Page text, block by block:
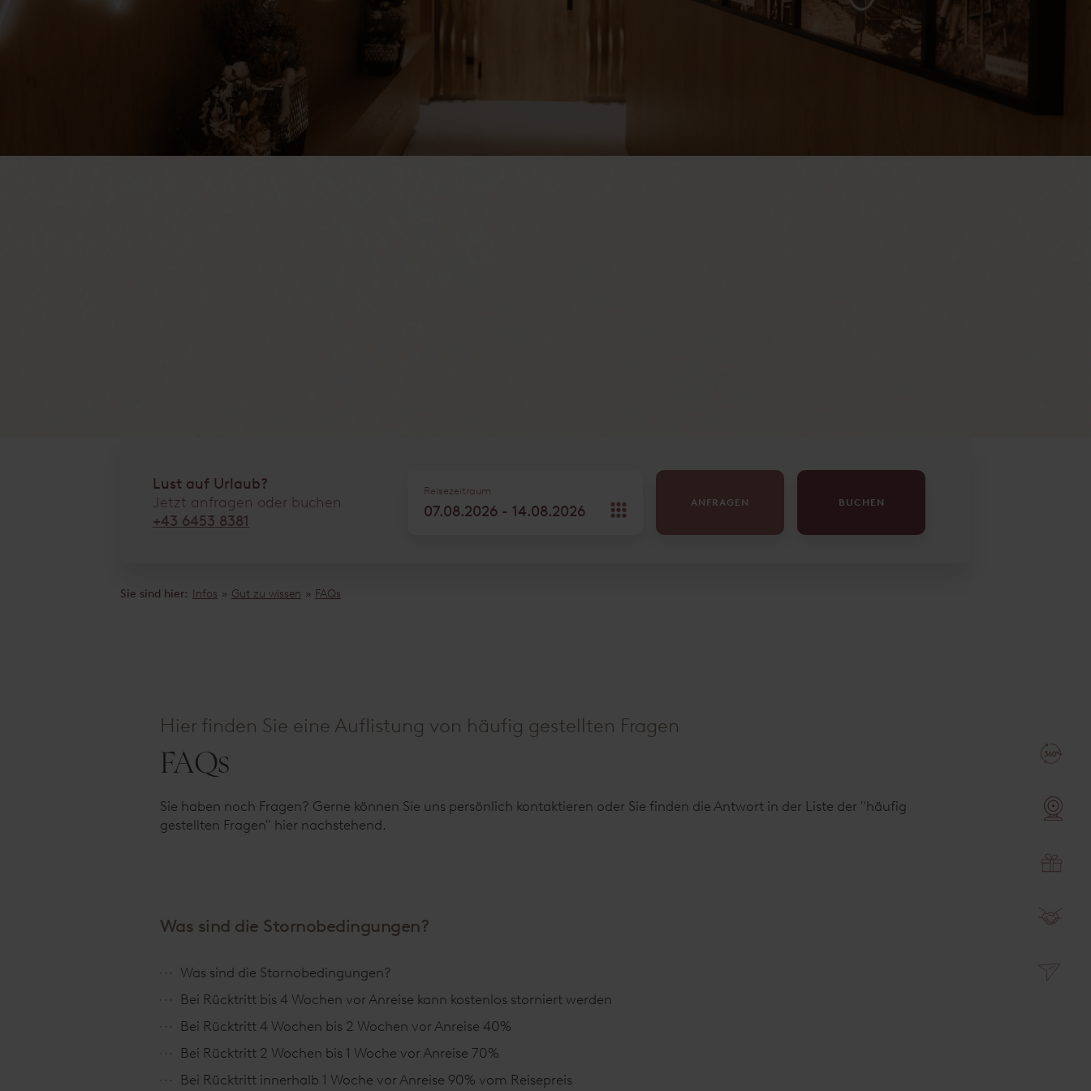
Lust auf Urlaub?
Jetzt anfragen oder buchen
+43 6453 8381
Reisezeitraum
ANFRAGEN
BUCHEN
Sie sind hier: Infos » Gut zu wissen » FAQs
Hier finden Sie eine Auflistung von häufig gestellten Fragen
FAQs
Sie haben noch Fragen? Gerne können Sie uns persönlich kontaktieren oder Sie finden die Antwort in der Liste der "häufig
gestellten Fragen" hier nachstehend.
Was sind die Stornobedingungen?
Was sind die Stornobedingungen?
Bei Rücktritt bis 4 Wochen vor Anreise kann kostenlos storniert werden
Bei Rücktritt 4 Wochen bis 2 Wochen vor Anreise 40%
Bei Rücktritt 2 Wochen bis 1 Woche vor Anreise 70%
Bei Rücktritt innerhalb 1 Woche vor Anreise 90% vom Reisepreis